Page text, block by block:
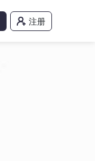
注册